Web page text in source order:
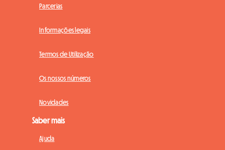
Parcerias
Informações legais
Termos de Utilização
Os nossos números
Novidades
Saber mais
Ajuda